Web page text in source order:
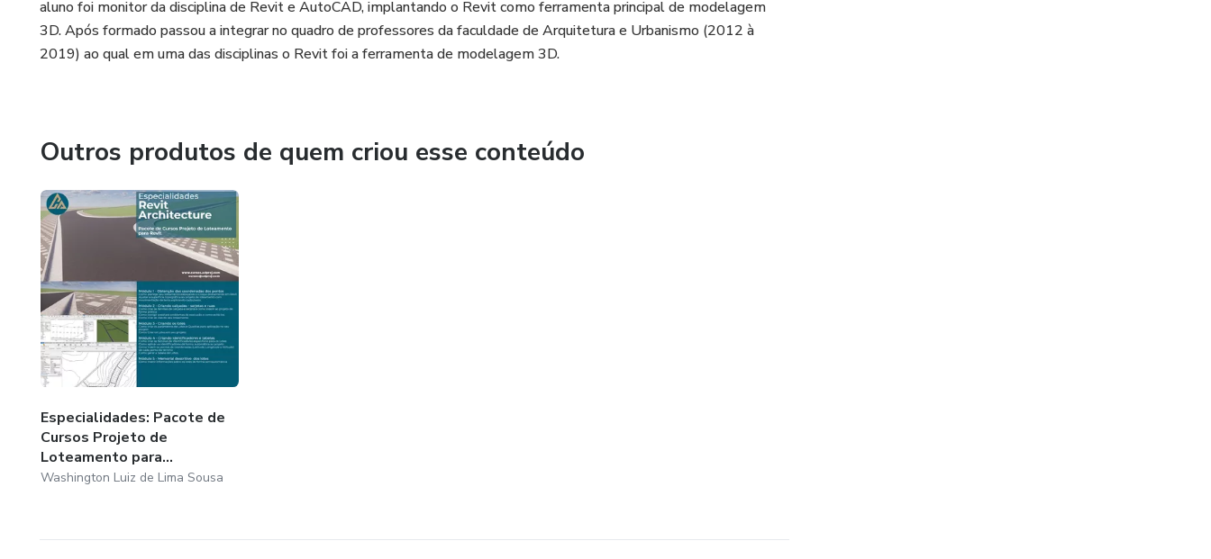
aluno foi monitor da disciplina de Revit e AutoCAD, implantando o Revit como ferramenta principal de modelagem
3D. Após formado passou a integrar no quadro de professores da faculdade de Arquitetura e Urbanismo (2012 à
2019) ao qual em uma das disciplinas o Revit foi a ferramenta de modelagem 3D.
Outros produtos de quem criou esse conteúdo
Especialidades: Pacote de
Cursos Projeto de
Loteamento para...
Washington Luiz de Lima Sousa